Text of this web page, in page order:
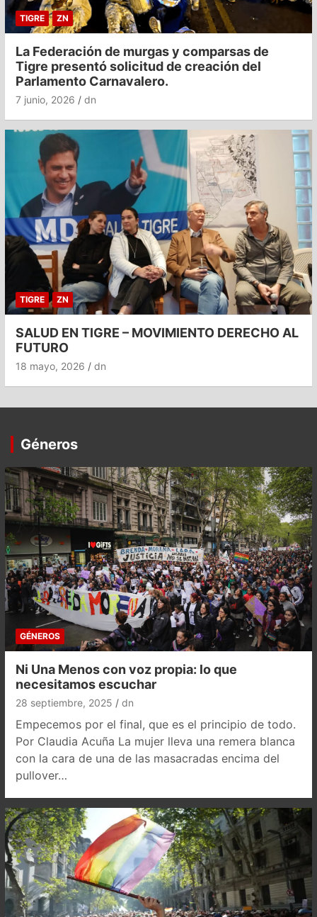
TIGRE ZN
La Federación de murgas y comparsas de
Tigre presentó solicitud de creación del
Parlamento Carnavalero.
7 junio, 2026 dn
TIGRE ZN
SALUD EN TIGRE – MOVIMIENTO DERECHO AL
FUTURO
18 mayo, 2026 dn
Géneros
GÉNEROS
Ni Una Menos con voz propia: lo que
necesitamos escuchar
28 septiembre, 2025 dn
Empecemos por el final, que es el principio de todo.
Por Claudia Acuña La mujer lleva una remera blanca
con la cara de una de las masacradas encima del
pullover…